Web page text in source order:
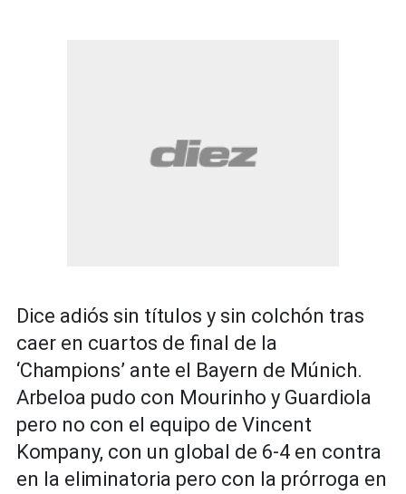
Dice adiós sin títulos y sin colchón tras
caer en cuartos de final de la
‘Champions’ ante el Bayern de Múnich.
Arbeloa pudo con Mourinho y Guardiola
pero no con el equipo de Vincent
Kompany, con un global de 6-4 en contra
en la eliminatoria pero con la prórroga en